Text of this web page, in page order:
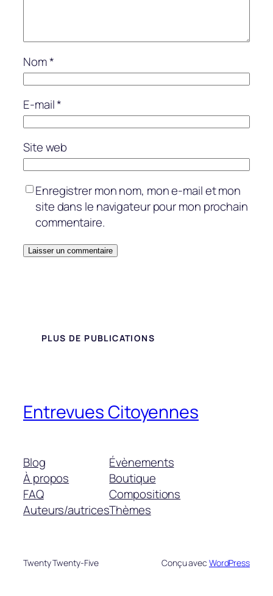
Nom*
E-mail*
Site web
Enregistrer mon nom, mon e-mail et mon
site dans le navigateur pour mon prochain
commentaire.
PLUS DE PUBLICATIONS
Entrevues Citoyennes
Blog
À propos
FAQ
Auteurs/autrices
Évènements
Boutique
Compositions
Thèmes
Twenty Twenty-Five Conçu avec WordPress